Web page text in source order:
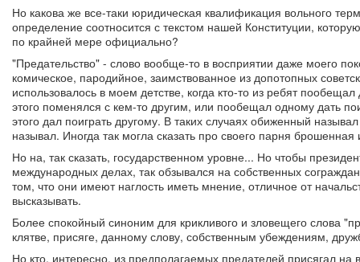
Но какова же все-таки юридическая квалификация вольного
определение соотносится с текстом нашей Конституции,
по крайней мере официально?
"Предательство" - слово вообще-то в восприятии даже моего
комическое, пародийное, заимствованное из допотопных
использовалось в моем детстве, когда кто-то из ребят
этого поменялся с кем-то другим, или пообещал одному дать
этого дал поиграть другому. В таких случаях обиженный
называл. Иногда так могла сказать про своего парня
Но на, так сказать, государственном уровне... Но чтобы
международных делах, так обзывался на собственных
том, что они имеют наглость иметь мнение, отличное от
высказывать.
Более спокойный синоним для крикливого и зловещего слова
клятве, присяге, данному слову, собственным убеждениям,
Но кто, интересно, из предполагаемых предателей присягал